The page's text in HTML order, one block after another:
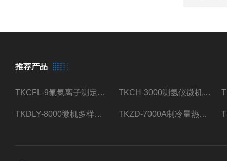
推荐产品
TKCFL-9氟氯离子测定仪自动煤质检测 TKCH-3000测氢仪微机氢元素测定煤质检测
TKDLY-8000微机多样测硫仪自动定硫仪化验室硫含量测定 TKZD-7000A制冷量热仪自动升降热值仪煤质检测